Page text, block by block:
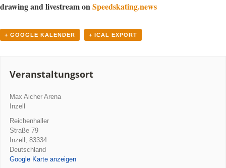
drawing and livestream onSpeedskating.news
+ GOOGLE KALENDER + ICAL EXPORT
Veranstaltungsort
Max Aicher Arena
Inzell
Reichenhaller
Straße 79
Inzell , 83334
Deutschland
Google Karte anzeigen